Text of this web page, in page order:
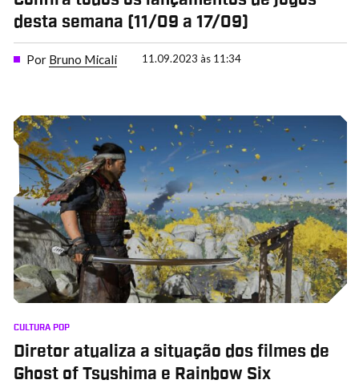
desta semana (11/09 a 17/09)
Por Bruno Micali 11.09.2023 às 11:34
CULTURA POP
Diretor atualiza a situação dos filmes de
Ghost of Tsushima e Rainbow Six